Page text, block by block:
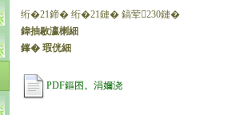
绗�21鍗� 绗�21鏈� 鎬荤230鏈�
鍏抽敭瀛楋細
鎽� 瑕侊細
PDF鏂囨。涓嬭浇